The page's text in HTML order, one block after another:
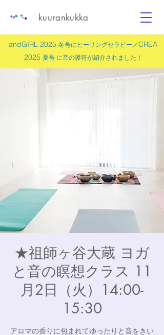
andGIRL 2025 冬号にヒーリングセラピー／CREA
2025 夏号 に音の護符が紹介されました！
kuurankukka
★祖師ヶ谷大蔵 ヨガ
と音の瞑想クラス 11
月2日（火）14:00-
15:30
アロマの香りに包まれてゆったりと音をきい